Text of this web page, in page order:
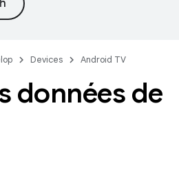
Devices Android TV
données de